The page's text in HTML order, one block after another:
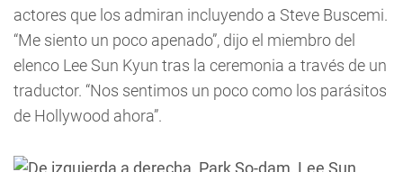
actores que los admiran incluyendo a Steve Buscemi.
“Me siento un poco apenado”, dijo el miembro del
elenco Lee Sun Kyun tras la ceremonia a través de un
traductor. “Nos sentimos un poco como los parásitos
de Hollywood ahora”.